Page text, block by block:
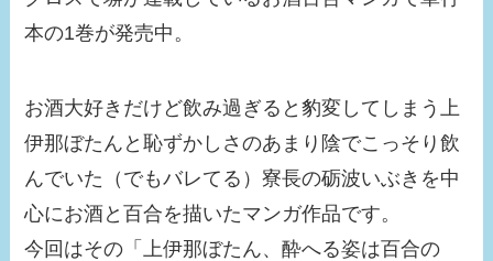
本の1巻が発売中。
お酒大好きだけど飲み過ぎると豹変してしまう上
伊那ぼたんと恥ずかしさのあまり陰でこっそり飲
んでいた（でもバレてる）寮長の砺波いぶきを中
心にお酒と百合を描いたマンガ作品です。
今回はその「上伊那ぼたん、酔へる姿は百合の